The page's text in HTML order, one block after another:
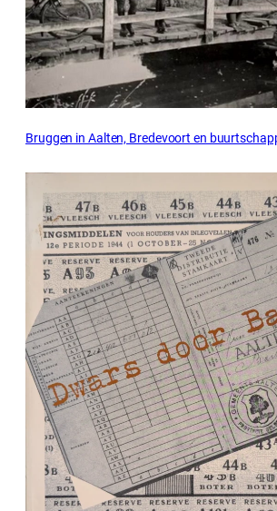
Bruggen in Aalten, Bredevoort en